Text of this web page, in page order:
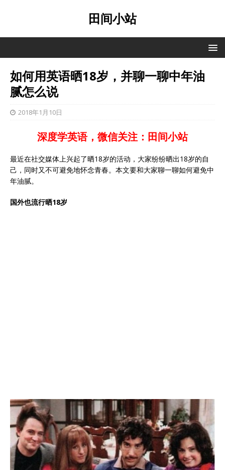
田间小站
如何用英语晒18岁，并聊一聊中年油
腻怎么说
2018年1月10日
深度学英语，微信关注：田间小站
最近在社交媒体上兴起了晒18岁的活动，大家纷纷晒出18岁的自
己，同时又不可避免地怀念青春。本文要和大家聊一聊如何避免中
年油腻。
国外也流行晒18岁